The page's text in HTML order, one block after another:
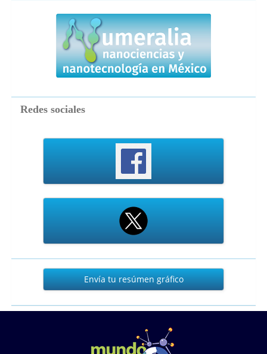
numeralia
Redes sociales
Envía
resúmen
gráfico
Envía tu resúmen gráfico